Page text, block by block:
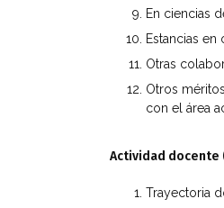
En ciencias
Estancias
Otras
Otros
con el área
Actividad docente
Trayectoria